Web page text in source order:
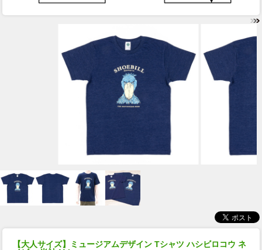
【大人サイズ】ミュージアムデザイン Tシャツ ハシビロコウ ネ